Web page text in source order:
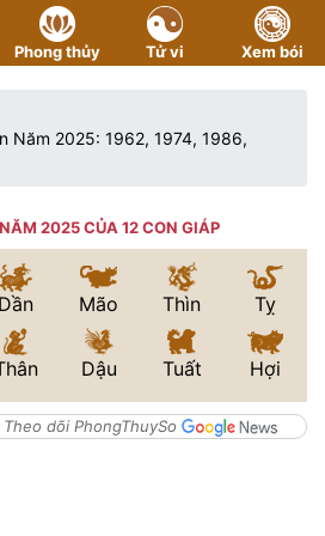
Phong thủy Tử vi Xem bói
Năm 2025: 1962, 1974, 1986,
2025 CỦA 12 CON GIÁP
Dần Mão Thìn Tỵ
Dậu Tuất Hợi
Theo dõi PhongThuySo